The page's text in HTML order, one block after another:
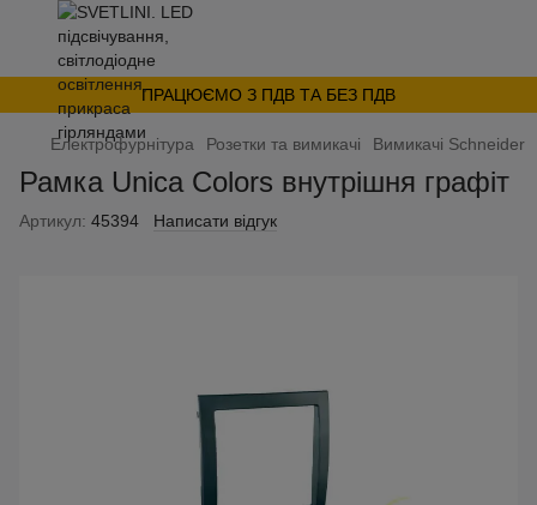
ПРАЦЮЄМО З ПДВ ТА БЕЗ ПДВ
Електрофурнітура Розетки та вимикачі Вимикачі Schneider
Рамка Unica Colors внутрішня графіт
Артикул: 45394 Написати відгук